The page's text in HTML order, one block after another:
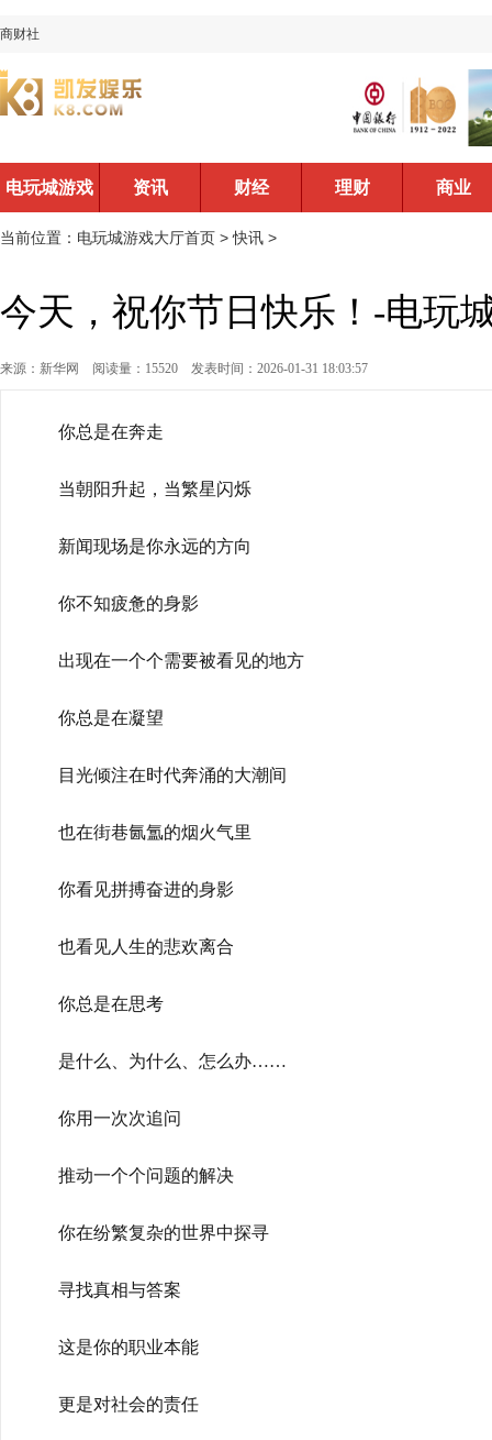
商财社
电玩城游戏
大厅首页
资讯 财经 理财 商业
当前位置： 电玩城游戏大厅首页 >快讯 >
今天，祝你节日快乐！-电玩
来源：新华网 阅读量：15520 发表时间：2026-01-31 18:03:57
你总是在奔走
当朝阳升起，当繁星闪烁
新闻现场是你永远的方向
你不知疲惫的身影
出现在一个个需要被看见的地方
你总是在凝望
目光倾注在时代奔涌的大潮间
也在街巷氤氲的烟火气里
你看见拼搏奋进的身影
也看见人生的悲欢离合
你总是在思考
是什么、为什么、怎么办……
你用一次次追问
推动一个个问题的解决
你在纷繁复杂的世界中探寻
寻找真相与答案
这是你的职业本能
更是对社会的责任